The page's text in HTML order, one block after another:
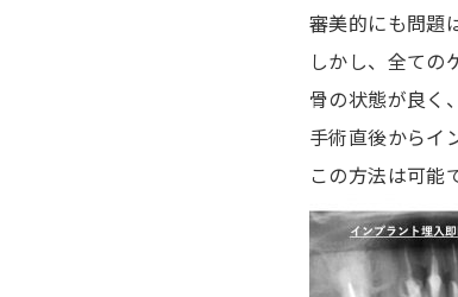
審美的にも問題
しかし、全ての
骨の状態が良く、
手術直後からイ
この方法は可能